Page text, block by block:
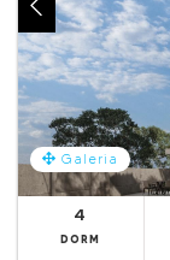
Galeria
4
DORM